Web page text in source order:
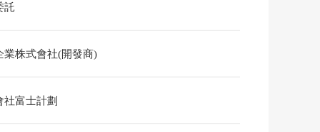
託
業株式會社(開發商)
社富士計劃